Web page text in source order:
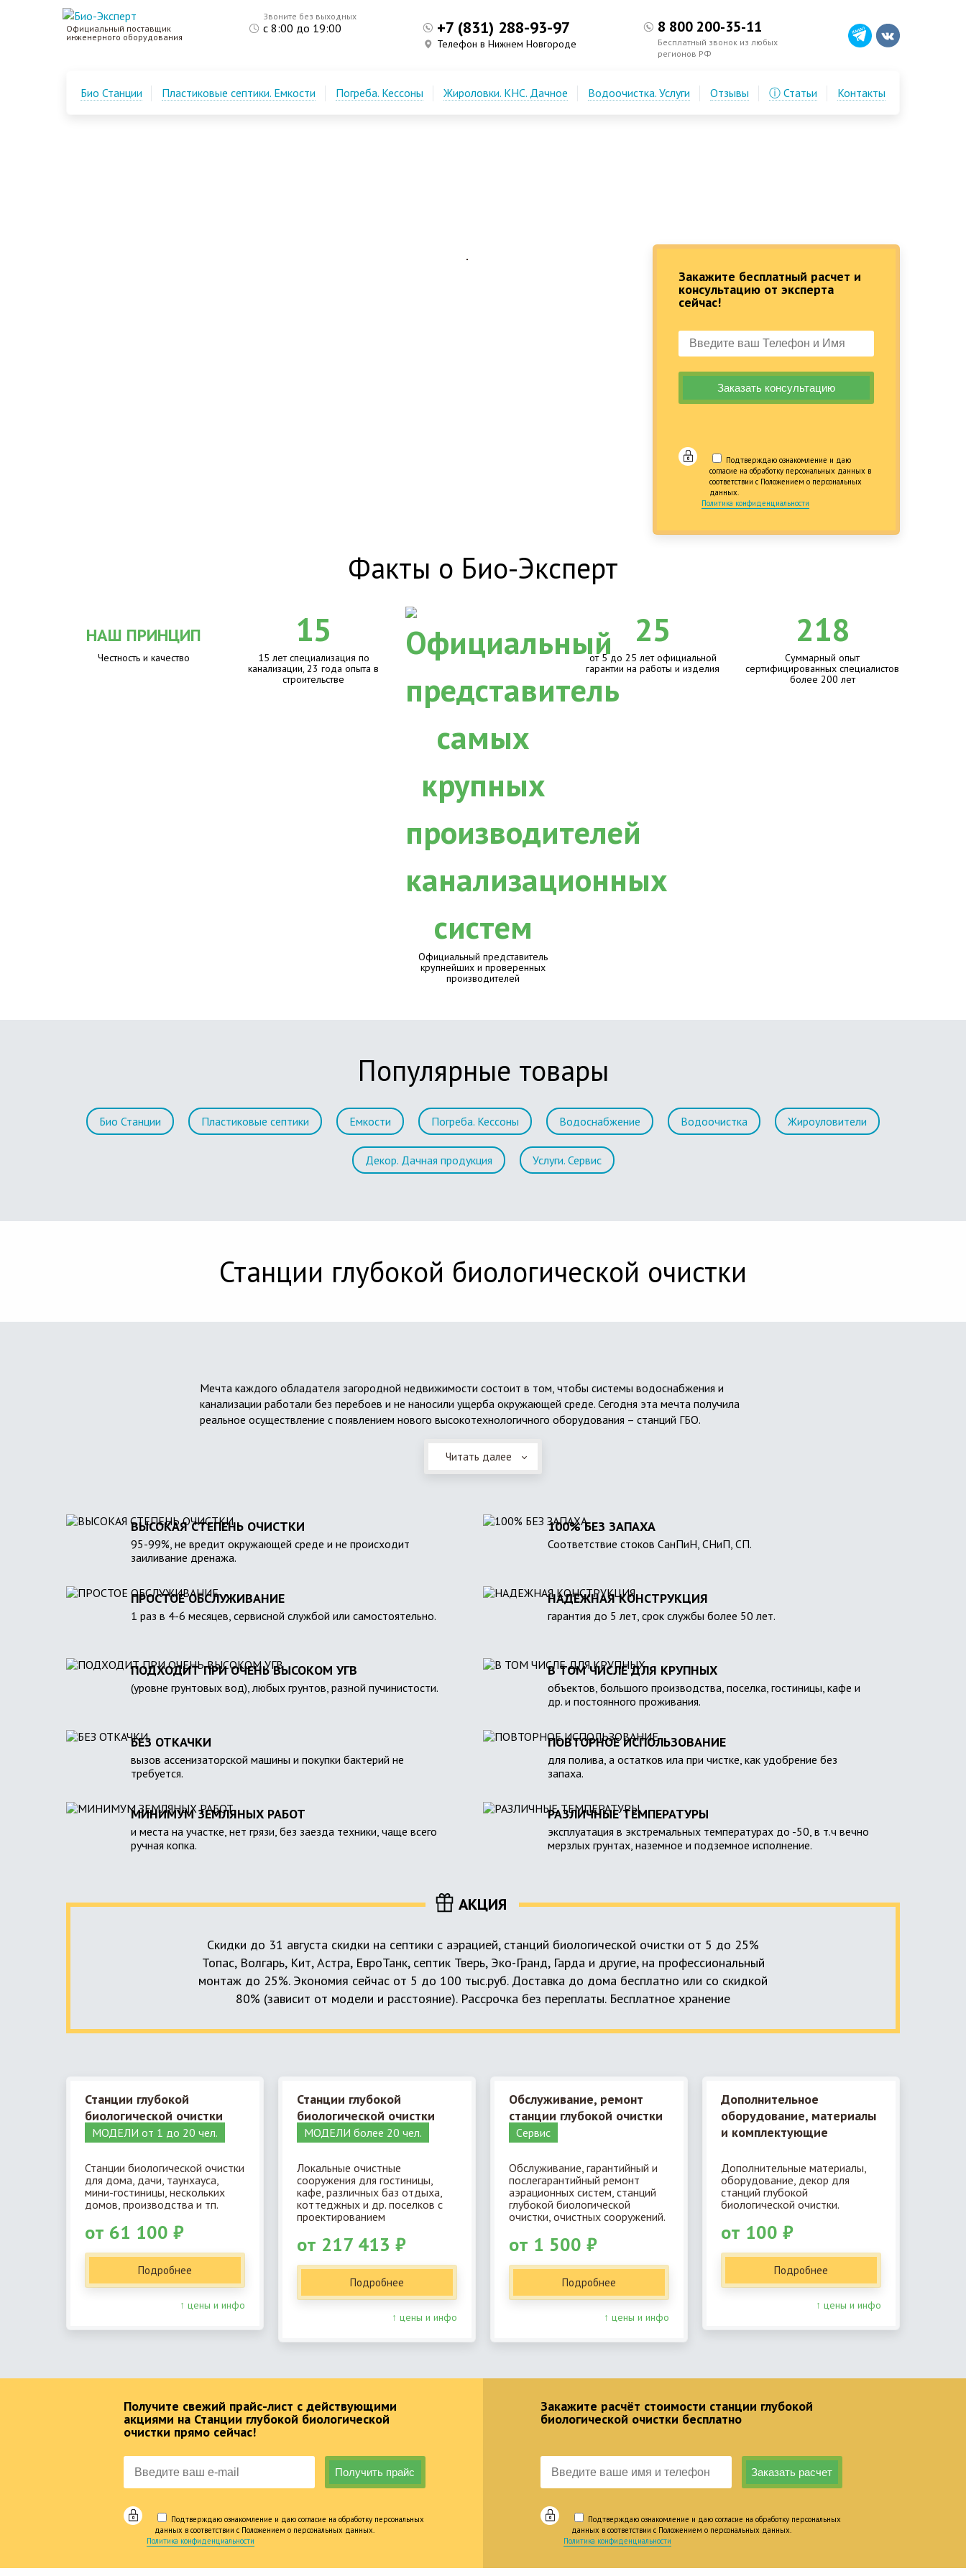
Закажите бесплатный расчет и
консультацию от эксперта
сейчас!
Подтверждаю ознакомление и даю
согласие на обработку персональных данных в
соответствии с Положением о персональных
данных.
Политика конфиденциальности
Официальный поставщик
инженерного оборудования
Звоните без выходных
с 8:00 до 19:00 +7 (831) 288-93-97
Телефон в Нижнем Новгороде
8 800 200-35-11
Бесплатный звонок из любых
регионов РФ
Био Станции Пластиковые септики. Емкости Погреба. Кессоны Жироловки. КНС. Дачное Водоочистка. Услуги Отзывы ⓘ Статьи Контакты
Факты о Био-Эксперт
НАШ ПРИНЦИП
Честность и качество
15
15 лет специализация по
канализации, 23 года опыта в
строительстве
Официальный представитель
крупнейших и проверенных
производителей
25
от 5 до 25 лет официальной
гарантии на работы и изделия
218
Суммарный опыт
сертифицированных специалистов
более 200 лет
Популярные товары
Био Станции Пластиковые септики Емкости Погреба. Кессоны Водоснабжение Водоочистка Жироуловители
Декор. Дачная продукция Услуги. Сервис
Станции глубокой биологической очистки
Мечта каждого обладателя загородной недвижимости состоит в том, чтобы системы водоснабжения и
канализации работали без перебоев и не наносили ущерба окружающей среде. Сегодня эта мечта получила
реальное осуществление с появлением нового высокотехнологичного оборудования – станций ГБО.
Читать далее
ВЫСОКАЯ СТЕПЕНЬ ОЧИСТКИ
95-99%, не вредит окружающей среде и не происходит
заиливание дренажа.
100% БЕЗ ЗАПАХА
Соответствие стоков СанПиН, СНиП, СП.
ПРОСТОЕ ОБСЛУЖИВАНИЕ
1 раз в 4-6 месяцев, сервисной службой или самостоятельно.
НАДЕЖНАЯ КОНСТРУКЦИЯ
гарантия до 5 лет, срок службы более 50 лет.
ПОДХОДИТ ПРИ ОЧЕНЬ ВЫСОКОМ УГВ
(уровне грунтовых вод), любых грунтов, разной пучинистости.
В ТОМ ЧИСЛЕ ДЛЯ КРУПНЫХ
объектов, большого производства, поселка, гостиницы, кафе и
др. и постоянного проживания.
БЕЗ ОТКАЧКИ
вызов ассенизаторской машины и покупки бактерий не
требуется.
ПОВТОРНОЕ ИСПОЛЬЗОВАНИЕ
для полива, а остатков ила при чистке, как удобрение без
запаха.
МИНИМУМ ЗЕМЛЯНЫХ РАБОТ
и места на участке, нет грязи, без заезда техники, чаще всего
ручная копка.
РАЗЛИЧНЫЕ ТЕМПЕРАТУРЫ
эксплуатация в экстремальных температурах до -50, в т.ч вечно
мерзлых грунтах, наземное и подземное исполнение.
АКЦИЯ
Скидки до 31 августа скидки на септики с аэрацией, станций биологической очистки от 5 до 25%
Топас, Волгарь, Кит, Астра, ЕвроТанк, септик Тверь, Эко-Гранд, Гарда и другие, на профессиональный
монтаж до 25%. Экономия сейчас от 5 до 100 тыс.руб. Доставка до дома бесплатно или со скидкой
80% (зависит от модели и расстояние). Рассрочка без переплаты. Бесплатное хранение
Станции глубокой
биологической очистки
МОДЕЛИ от 1 до 20 чел.
Станции биологической очистки
для дома, дачи, таунхауса,
мини-гостиницы, нескольких
домов, производства и тп.
от 61 100 ₽
Подробнее
↑ цены и инфо
Станции глубокой
биологической очистки
МОДЕЛИ более 20 чел.
Локальные очистные
сооружения для гостиницы,
кафе, различных баз отдыха,
коттеджных и др. поселков с
проектированием
от 217 413 ₽
Подробнее
↑ цены и инфо
Обслуживание, ремонт
станции глубокой очистки
Cервис
Обслуживание, гарантийный и
послегарантийный ремонт
аэрационных систем, станций
глубокой биологической
очистки, очистных сооружений.
от 1 500 ₽
Подробнее
↑ цены и инфо
Дополнительное
оборудование, материалы
и комплектующие
Дополнительные материалы,
оборудование, декор для
станций глубокой
биологической очистки.
от 100 ₽
Подробнее
↑ цены и инфо
Получите свежий прайс-лист с действующими
акциями на Станции глубокой биологической
очистки прямо сейчас!
Подтверждаю ознакомление и даю согласие на обработку персональных
данных в соответствии с Положением о персональных данных.
Политика конфиденциальности
Закажите расчёт стоимости станции глубокой
биологической очистки бесплатно
Подтверждаю ознакомление и даю согласие на обработку персональных
данных в соответствии с Положением о персональных данных.
Политика конфиденциальности